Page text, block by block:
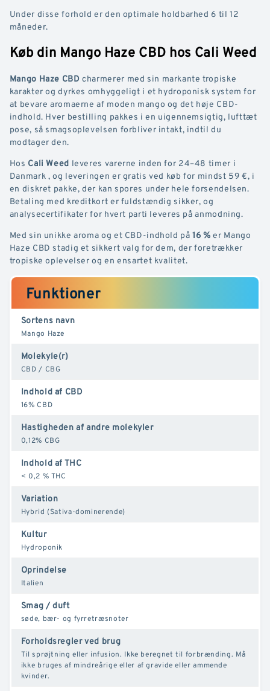
Under disse forhold er den optimale holdbarhed 6 til 12
måneder.
Køb din Mango Haze CBD hos Cali Weed
Mango Haze CBDcharmerer med sin markante tropiske
karakter og dyrkes omhyggeligt i et hydroponisk system for
at bevare aromaerne af moden mango og det høje CBD-
indhold. Hver bestilling pakkes i en uigennemsigtig, lufttæt
pose, så smagsoplevelsen forbliver intakt, indtil du
modtager den.
Hos Cali Weed leveres varerne inden for 24–48 timer i
Danmark , og leveringen er gratis ved køb for mindst 59 €, i
en diskret pakke, der kan spores under hele forsendelsen.
Betaling med kreditkort er fuldstændig sikker, og
analysecertifikater for hvert parti leveres på anmodning.
Med sin unikke aroma og et CBD-indhold på16 %er Mango
Haze CBD stadig et sikkert valg for dem, der foretrækker
tropiske oplevelser og en ensartet kvalitet.
Funktioner
Sortens navn
Mango Haze
Molekyle(r)
CBD / CBG
Indhold af CBD
16% CBD
Hastigheden af andre molekyler
0,12% CBG
Indhold af THC
< 0,2 % THC
Variation
Hybrid (Sativa-dominerende)
Kultur
Hydroponik
Oprindelse
Italien
Smag / duft
søde, bær- og fyrretræsnoter
Forholdsregler ved brug
Til sprøjtning eller infusion. Ikke beregnet til forbrænding. Må
ikke bruges af mindreårige eller af gravide eller ammende
kvinder.